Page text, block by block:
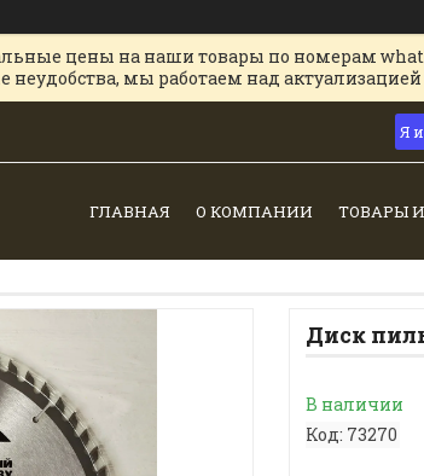
цены на наши товары по номерам
неудобства, мы работаем над
ГЛАВНАЯ О КОМПАНИИ ТОВАРЫ
Диск
В наличии
Код: 73270